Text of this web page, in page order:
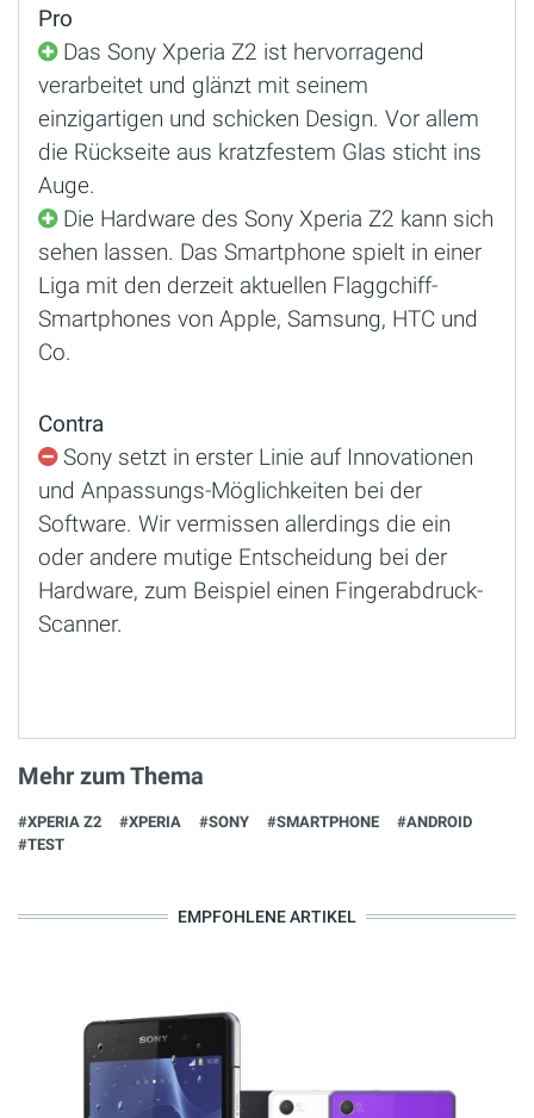
Pro
Das Sony Xperia Z2 ist hervorragend
verarbeitet und glänzt mit seinem
einzigartigen und schicken Design. Vor allem
die Rückseite aus kratzfestem Glas sticht ins
Auge.
Die Hardware des Sony Xperia Z2 kann sich
sehen lassen. Das Smartphone spielt in einer
Liga mit den derzeit aktuellen Flaggchiff-
Smartphones von Apple, Samsung, HTC und
Co.
Contra
Sony setzt in erster Linie auf Innovationen
und Anpassungs-Möglichkeiten bei der
Software. Wir vermissen allerdings die ein
oder andere mutige Entscheidung bei der
Hardware, zum Beispiel einen Fingerabdruck-
Scanner.
Mehr zum Thema
#XPERIA Z2 #XPERIA #SONY #SMARTPHONE
#ANDROID
#TEST
EMPFOHLENE ARTIKEL